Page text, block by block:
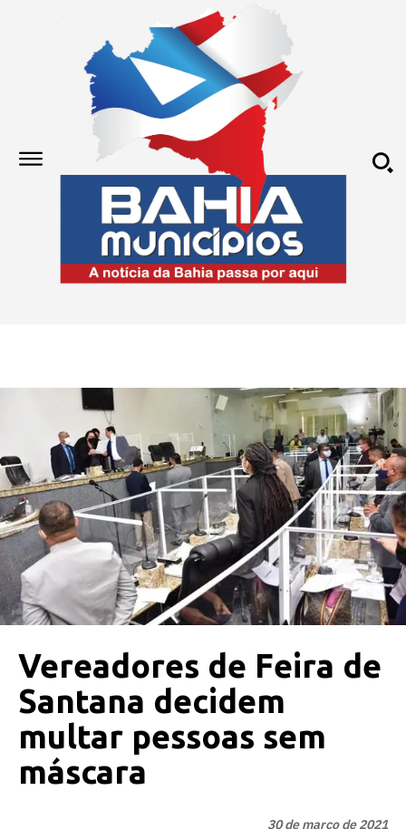
Vereadores de Feira de
Santana decidem
multar pessoas sem
máscara
30 de março de 2021